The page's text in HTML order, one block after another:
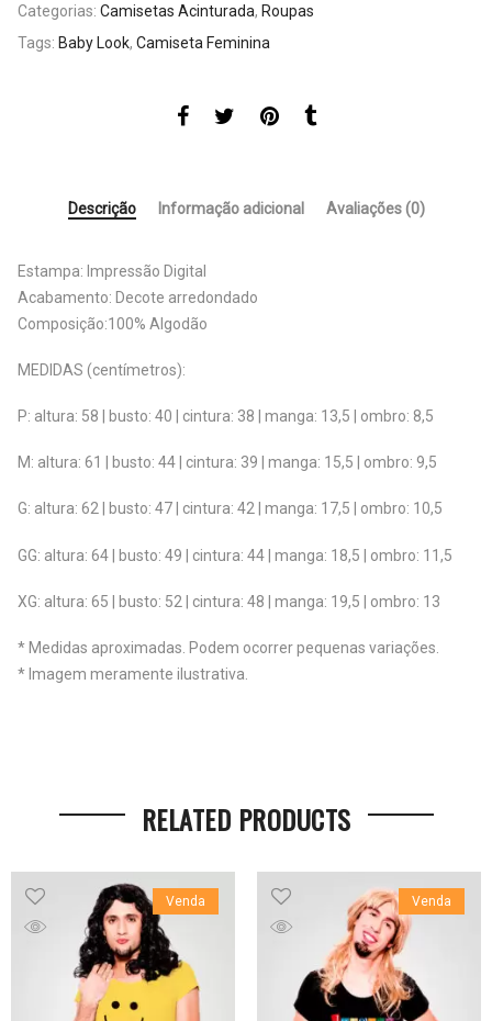
Categorias: Camisetas Acinturada, Roupas
Tags: Baby Look, Camiseta Feminina
Descrição Informação adicional Avaliações (0)
Estampa: Impressão Digital
Acabamento: Decote arredondado
Composição:100% Algodão
MEDIDAS (centímetros):
P: altura: 58 | busto: 40 | cintura: 38 | manga: 13,5 | ombro: 8,5
M: altura: 61 | busto: 44 | cintura: 39 | manga: 15,5 | ombro: 9,5
G: altura: 62 | busto: 47 | cintura: 42 | manga: 17,5 | ombro: 10,5
GG: altura: 64 | busto: 49 | cintura: 44 | manga: 18,5 | ombro: 11,5
XG: altura: 65 | busto: 52 | cintura: 48 | manga: 19,5 | ombro: 13
* Medidas aproximadas. Podem ocorrer pequenas variações.
* Imagem meramente ilustrativa.
RELATED PRODUCTS
Venda Venda